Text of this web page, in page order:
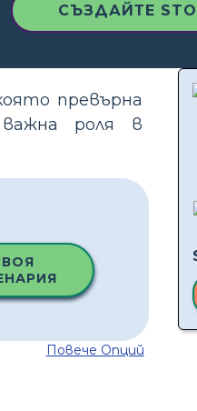
СЪЗДАЙТЕ
превърна
роля в
Повече Опций